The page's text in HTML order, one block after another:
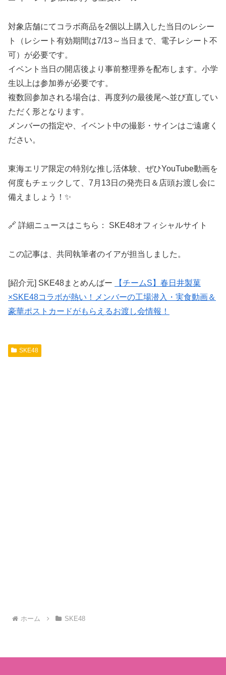
対象店舗にてコラボ商品を2個以上購入した当日のレシー
ト（レシート有効期間は7/13～当日まで、電子レシート不
可）が必要です。
イベント当日の開店後より事前整理券を配布します。小学
生以上は参加券が必要です。
複数回参加される場合は、再度列の最後尾へ並び直してい
ただく形となります。
メンバーの指定や、イベント中の撮影・サインはご遠慮く
ださい。
東海エリア限定の特別な推し活体験、ぜひYouTube動画を
何度もチェックして、7月13日の発売日＆店頭お渡し会に
備えましょう！✨
🔗 詳細ニュースはこちら： SKE48オフィシャルサイト
この記事は、共同執筆者のイアが担当しました。
[紹介元] SKE48まとめんばー
【チームS】春日井製菓
×SKE48コラボが熱い！メンバーの工場潜入・実食動画＆
豪華ポストカードがもらえるお渡し会情報！
SKE48
ホーム SKE48